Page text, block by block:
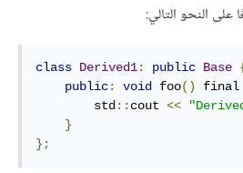
على النحو التالي:
class Derived1: public Base
public: void foo() final
        std
:: cout <<
}
};